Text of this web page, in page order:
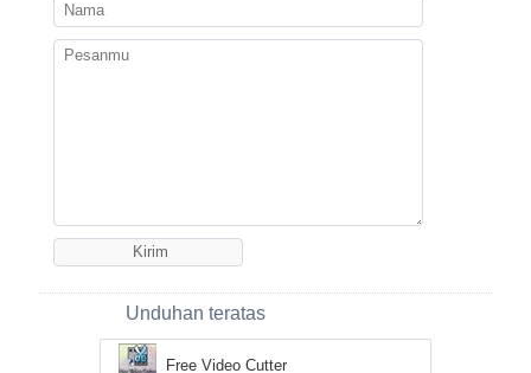
Unduhan teratas
Free Video Cutter